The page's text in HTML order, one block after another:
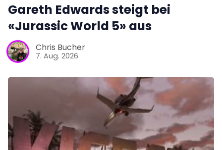
Gareth Edwards steigt bei
«Jurassic World 5» aus
Chris Bucher
7. Aug. 2026